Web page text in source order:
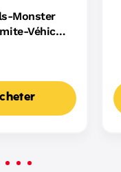
Monster
Véhicule